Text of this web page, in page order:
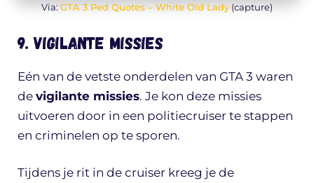
Via: GTA 3 Ped Quotes – White Old Lady(capture)
9. Vigilante missies
Eén van de vetste onderdelen van GTA 3 waren
de vigilante missies. Je kon deze missies
uitvoeren door in een politiecruiser te stappen
en criminelen op te sporen.
Tijdens je rit in de cruiser kreeg je de